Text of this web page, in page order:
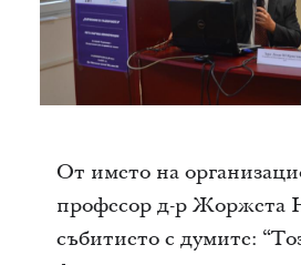
От името на
професор д-р Жоржета
събитието с думите: